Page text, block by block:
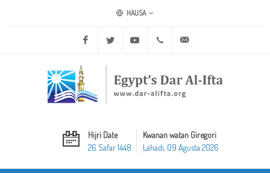
HAUSA
Facebook Twitter Youtube +20 2 25970400
Hijri Date
26 Safar 1448
Kwanan watan Giregori
Lahadi, 09 Agusta 2026